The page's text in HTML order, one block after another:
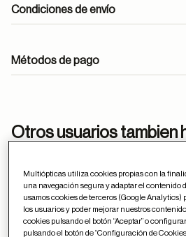
Condiciones de envío
Métodos de pago
Otros usuarios tambien
Multiópticas utiliza cookies propias con la
una navegación segura y adaptar el contenido
usamos cookies de terceros (Google
los usuarios y poder mejorar nuestros
cookies pulsando el botón “Aceptar” o
pulsando el botón de “Configuración de